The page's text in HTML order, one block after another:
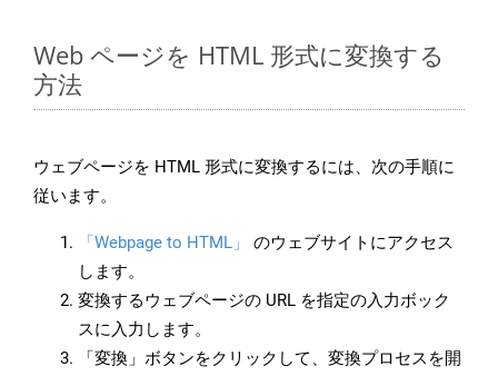
Web ページを HTML 形式に変換する
方法
ウェブページを HTML 形式に変換するには、次の手順に
従います。
「Webpage to HTML」
のウェブサイトにアクセス
します。
変換するウェブページの URL を指定の入力ボック
スに入力します。
「変換」ボタンをクリックして、変換プロセスを開